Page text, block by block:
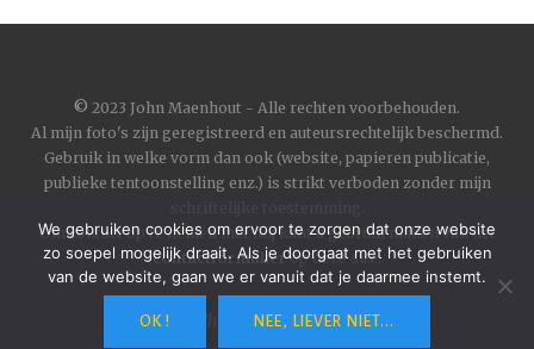
© 2023 John Maenhout - Alle rechten voorbehouden.
Al mijn foto's zijn geregistreerd en auteursrechtelijk beschermd.
Gebruik in welke vorm dan ook (website, papieren publicatie,
publieke tentoonstelling enz.) is strikt verboden zonder mijn
Om contact op te nemen met mij kunt u gebruik maken van het
contactformulierop deze site.
Wordpress Toujoursby Automattic
We gebruiken cookies om ervoor te zorgen dat onze website
zo soepel mogelijk draait. Als je doorgaat met het gebruiken
van de website, gaan we er vanuit dat je daarmee instemt.
OK ! NEE, LIEVER NIET...